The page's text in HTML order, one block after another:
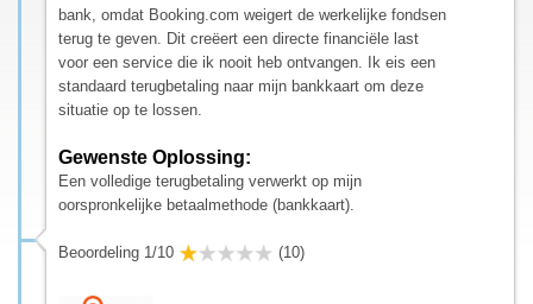
bank, omdat Booking.com weigert de werkelijke fondsen
terug te geven. Dit creëert een directe financiële last
voor een service die ik nooit heb ontvangen. Ik eis een
standaard terugbetaling naar mijn bankkaart om deze
situatie op te lossen.
Gewenste Oplossing:
Een volledige terugbetaling verwerkt op mijn
oorspronkelijke betaalmethode (bankkaart).
Beoordeling 1/10 (10)